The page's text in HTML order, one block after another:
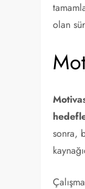
olan
sonra,